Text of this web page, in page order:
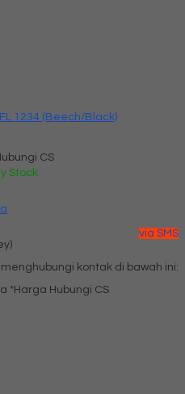
1234 (Beech/Black)
CS
Stock
via SMS
kontak di bawah ini:
*Harga Hubungi CS